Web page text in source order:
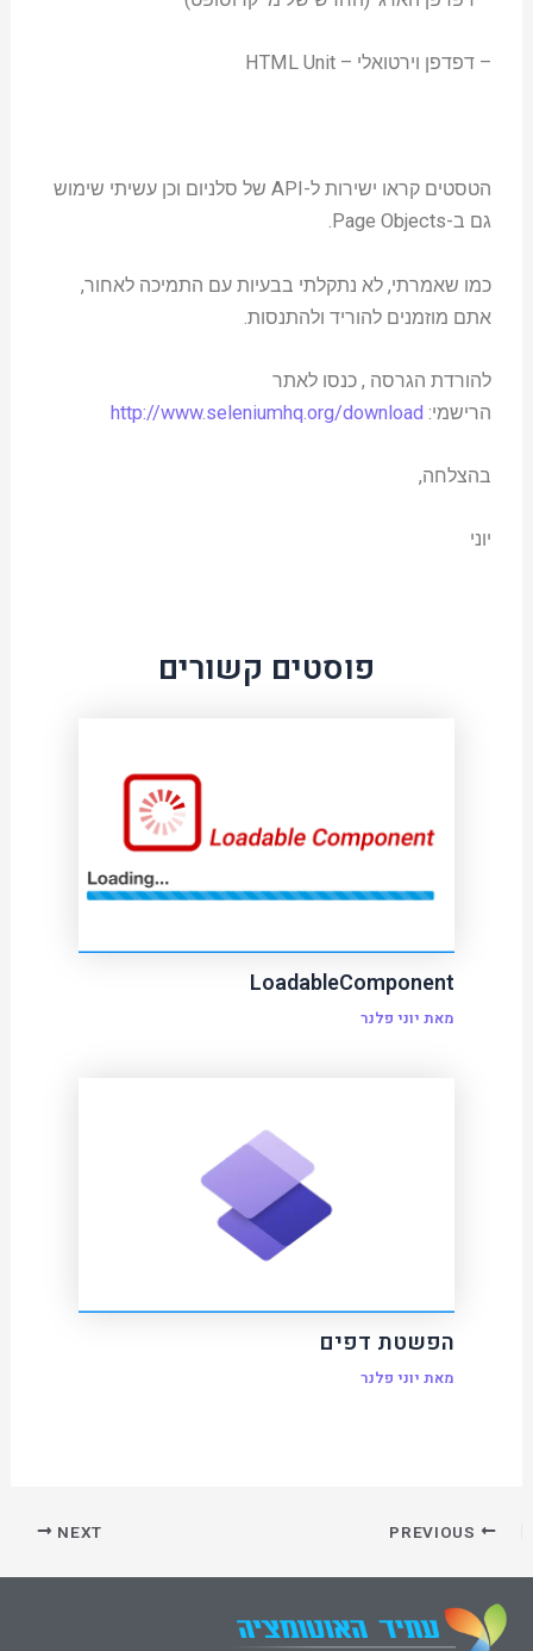
– דפדפן וירטואלי – HTML Unit
הטסטים קראו ישירות ל-API של סלניום וכן עשיתי שימוש
גם ב-Page Objects.
כמו שאמרתי, לא נתקלתי בבעיות עם התמיכה לאחור,
אתם מוזמנים להוריד ולהתנסות.
להורדת הגרסה , כנסו לאתר
הרישמי: http://www.seleniumhq.org/download
בהצלחה,
יוני
פוסטים קשורים
LoadableComponent
מאת יוני פלנר
הפשטת דפים
מאת יוני פלנר
NEXT